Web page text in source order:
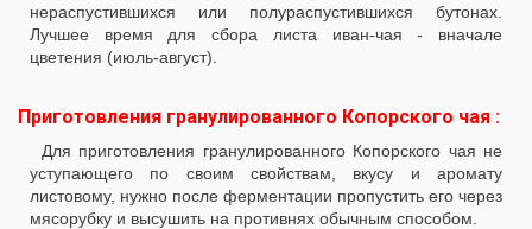
нераспустившихся или полураспустившихся бутонах.
Лучшее время для сбора листа иван-чая - вначале
цветения (июль-август).
Приготовления гранулированного Копорского чая :
Для приготовления гранулированного Копорского чая не
уступающего по своим свойствам, вкусу и аромату
листовому, нужно после ферментации пропустить его через
мясорубку и высушить на противнях обычным способом.